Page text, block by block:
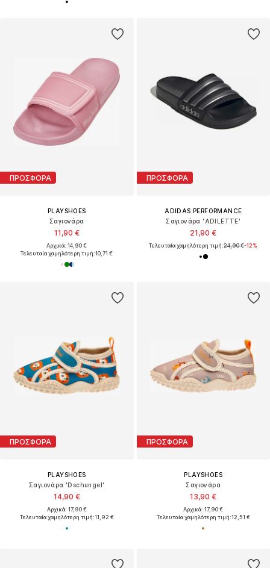
ΠΡΟΣΦΟΡΑ
PLAYSHOES
Σαγιονάρα
11,90 €
Αρχικά: 14,90 €
Τελευταία χαμηλότερη τιμή:10,71 €
ΠΡΟΣΦΟΡΑ
ADIDAS PERFORMANCE
Σαγιονάρα 'ADILETTE'
21,90 €
Τελευταία χαμηλότερη τιμή:24,90 €-12%
ΠΡΟΣΦΟΡΑ
PLAYSHOES
Σαγιονάρα 'Dschungel'
14,90 €
Αρχικά: 17,90 €
Τελευταία χαμηλότερη τιμή:11,92 €
ΠΡΟΣΦΟΡΑ
PLAYSHOES
Σαγιονάρα
13,90 €
Αρχικά: 17,90 €
Τελευταία χαμηλότερη τιμή:12,51 €